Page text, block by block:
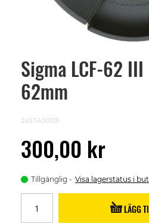
Sigma LCF-62
62mm
24STA00125
300,00 kr
Tillgänglig Visa lagerstatus i
LÄGG
Skip
beginning
images